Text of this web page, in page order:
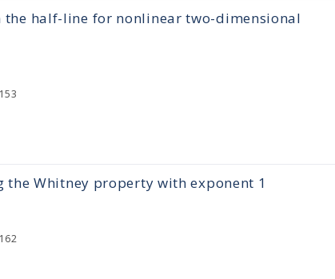
half-line for nonlinear two-dimensional
Whitney property with exponent 1